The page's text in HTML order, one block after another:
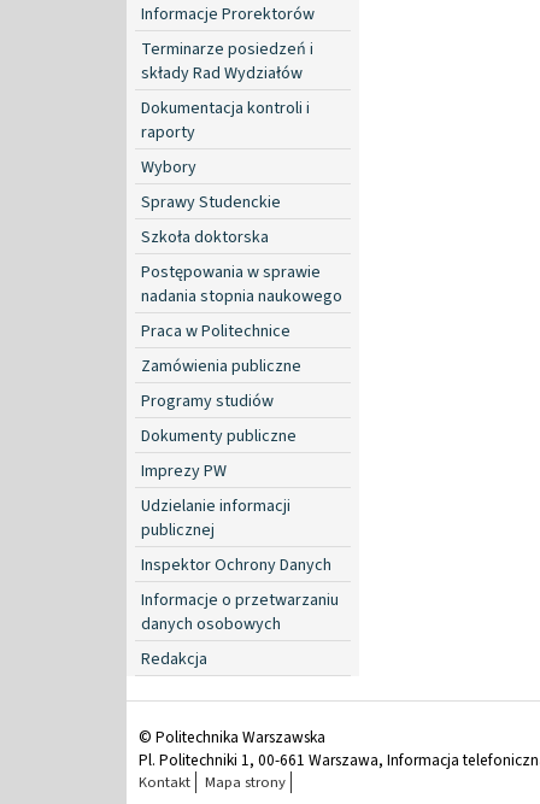
Informacje Prorektorów
Terminarze posiedzeń i
składy Rad Wydziałów
Dokumentacja kontroli i
raporty
Wybory
Sprawy Studenckie
Szkoła doktorska
Postępowania w sprawie
nadania stopnia naukowego
Praca w Politechnice
Zamówienia publiczne
Programy studiów
Dokumenty publiczne
Imprezy PW
Udzielanie informacji
publicznej
Inspektor Ochrony Danych
Informacje o przetwarzaniu
danych osobowych
Redakcja
© Politechnika Warszawska
Pl. Politechniki 1, 00-661 Warszawa, Informacja
Kontakt Mapa strony